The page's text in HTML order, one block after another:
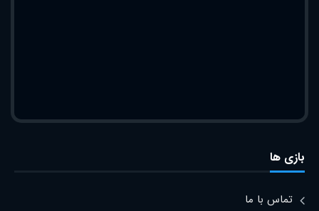
بازی ها
تماس با ما